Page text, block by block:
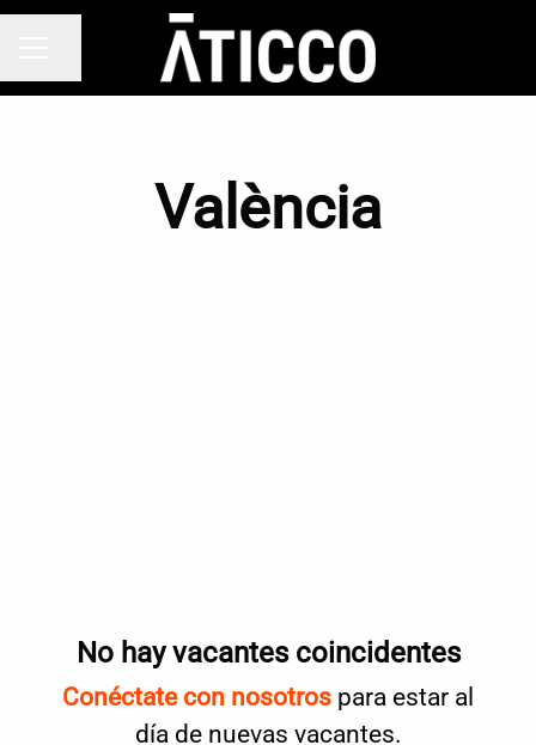
MENÚ DE EMPLEO
Compartir página
València
No hay vacantes coincidentes
Conéctate con nosotros para estar al
día de nuevas vacantes.